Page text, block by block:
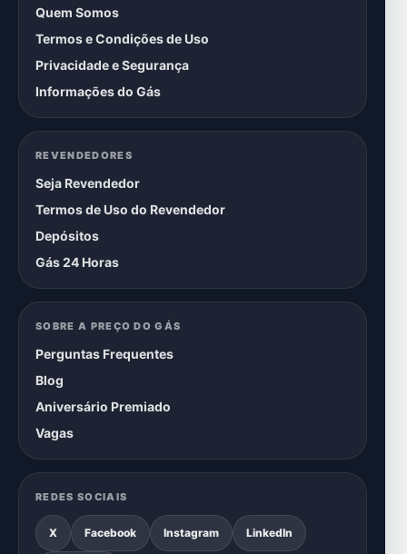
Quem Somos
Termos e Condições de Uso
Privacidade e Segurança
Informações do Gás
REVENDEDORES
Seja Revendedor
Termos de Uso do Revendedor
Depósitos
Gás 24 Horas
SOBRE A PREÇO DO GÁS
Perguntas Frequentes
Blog
Aniversário Premiado
Vagas
REDES SOCIAIS
X Facebook Instagram LinkedIn